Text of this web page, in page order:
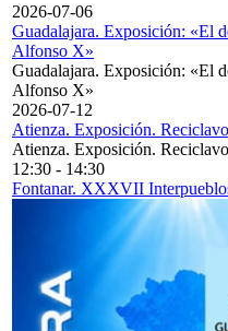
2026-07-06
Guadalajara. Exposición: «El
Alfonso X»
Guadalajara. Exposición: «El
Alfonso X»
2026-07-12
Atienza. Exposición.
Atienza. Exposición.
12:30 - 14:30
Fontanar. XXXVII